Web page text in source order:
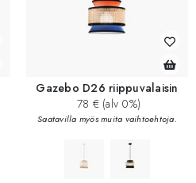
Gazebo D26 riippuvalaisin
78 € (alv 0%)
Saatavilla myös muita vaihtoehtoja.